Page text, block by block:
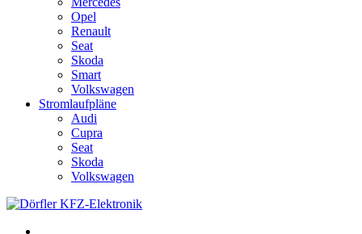
Opel
Renault
Seat
Skoda
Smart
Volkswagen
Stromlaufpläne
Audi
Cupra
Seat
Skoda
Volkswagen